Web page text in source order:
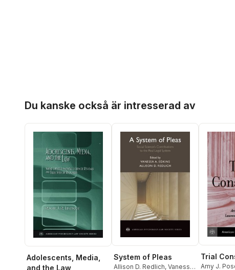
Du kanske också är intresserad av
Adolescents, Media,
and the Law
System of Pleas
Allison D. Redlich, Vanessa
Trial
Amy J.